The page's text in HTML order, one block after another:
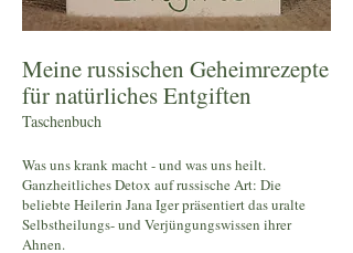
Meine russischen Geheimrezepte
für natürliches Entgiften
Taschenbuch
Was uns krank macht - und was uns heilt.
Ganzheitliches Detox auf russische Art: Die
beliebte Heilerin Jana Iger präsentiert das uralte
Selbstheilungs- und Verjüngungswissen ihrer
Ahnen.